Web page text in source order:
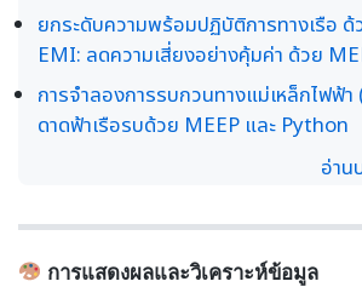
ยกระดับความพร้อมปฏิบัติการทางเรือ ด้
EMI: ลดความเสี่ยงอย่างคุ้มค่า ด้วย
การจำลองการรบกวนทางแม่เหล็กไฟฟ้
ดาดฟ้าเรือรบด้วย MEEP และ Python
อ่า
การแสดงผลและวิเคราะห์ข้อมูล